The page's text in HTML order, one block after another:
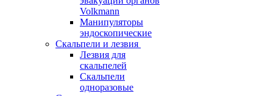
Volkmann
Манипуляторы
эндоскопические
Скальпели и лезвия
Лезвия для
скальпелей
Скальпели
одноразовые